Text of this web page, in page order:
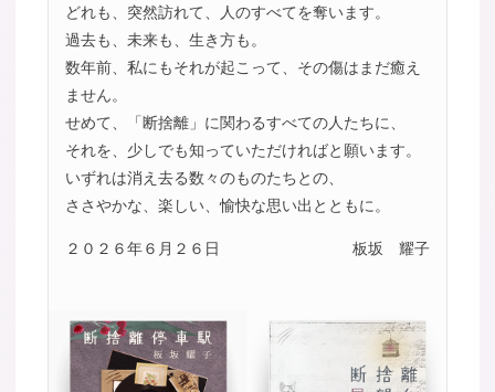
どれも、突然訪れて、人のすべてを奪います。
過去も、未来も、生き方も。
数年前、私にもそれが起こって、その傷はまだ癒え
ません。
せめて、「断捨離」に関わるすべての人たちに、
それを、少しでも知っていただければと願います。
いずれは消え去る数々のものたちとの、
ささやかな、楽しい、愉快な思い出とともに。
２０２６年６月２６日 板坂 耀子